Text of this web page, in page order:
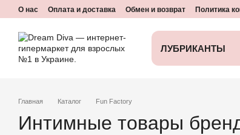
Перейти к основному контенту
О нас Оплата и доставка Обмен и возврат Политика
ЛУБРИКАНТЫ
Главная Каталог Fun Factory
Интимные товары